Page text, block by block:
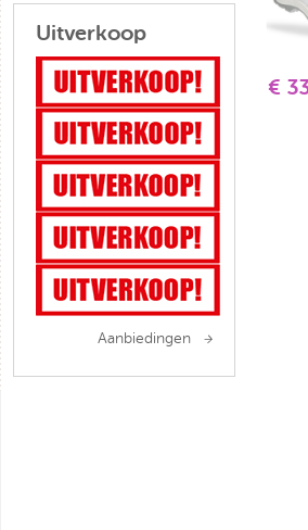
Uitverkoop
Aanbiedingen
€